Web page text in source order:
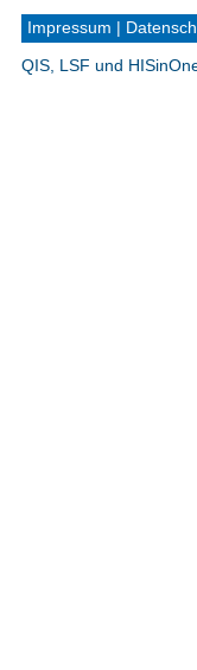
Impressum
QIS, LSF und